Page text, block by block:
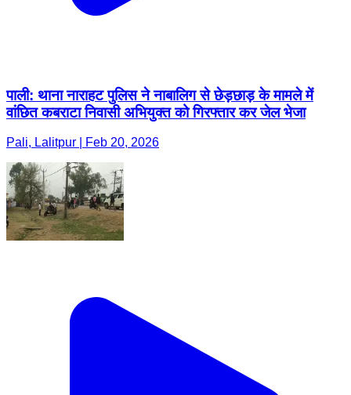
पाली: थाना नाराहट पुलिस ने नाबालिग से छेड़छाड़ के मामले में
वांछित कबराटा निवासी अभियुक्त को गिरफ्तार कर जेल भेजा
Pali, Lalitpur | Feb 20, 2026